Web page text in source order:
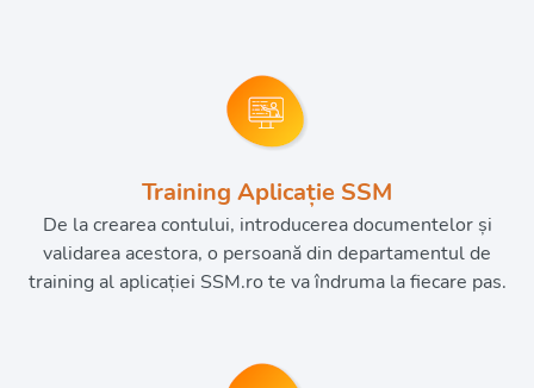
Training Aplicație SSM
De la crearea contului, introducerea documentelor și
validarea acestora, o persoană din departamentul de
training al aplicației SSM.ro te va îndruma la fiecare pas.